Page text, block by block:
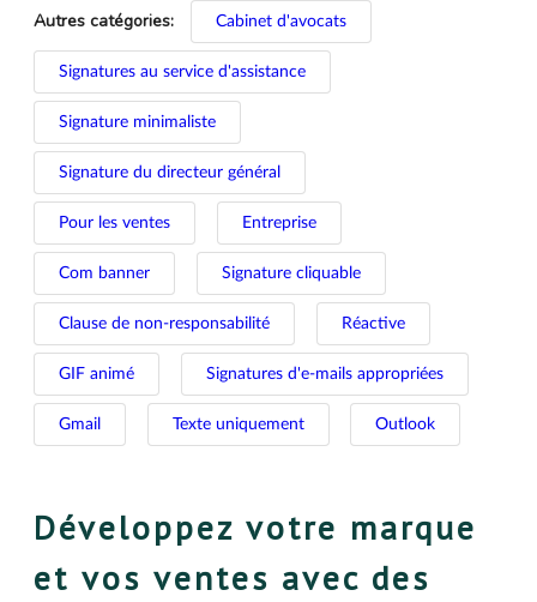
Autres catégories: Cabinet d'avocats
Signatures au service d'assistance
Signature minimaliste
Signature du directeur général
Pour les ventes Entreprise
Com banner Signature cliquable
Clause de non-responsabilité Réactive
GIF animé Signatures d'e-mails appropriées
Gmail Texte uniquement Outlook
Développez votre marque
et vos ventes avec des